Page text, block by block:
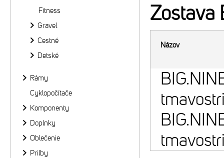
Zostava
Názov
Fitness
Gravel
Cestné
Detské
Rámy
Cyklopočítače
Komponenty
Doplnky
Oblečenie
Prilby